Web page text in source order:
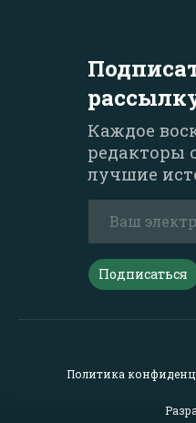
Каждое
редакторы
лучшие
Подписаться
Политика